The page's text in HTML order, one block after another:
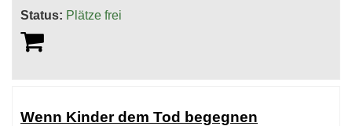
Status: Plätze frei
Wenn Kinder dem Tod begegnen